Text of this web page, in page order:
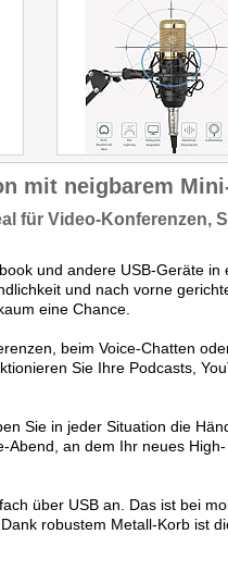
mit neigbarem
für Video-Konferenzen,
und andere USB-Geräte in
und nach vorne
eine Chance.
beim Voice-Chatten
Sie Ihre Podcasts,
Sie in jeder Situation die
Abend, an dem Ihr neues High-
über USB an. Das ist bei
robustem Metall-Korb ist